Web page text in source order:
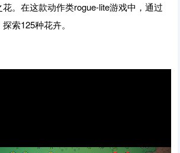
。在这款动作类rogue-lite游戏中，通过
索125种花卉。